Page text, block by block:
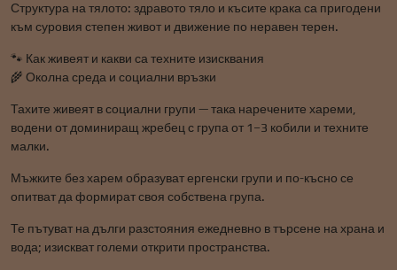
Структура на тялото: здравото тяло и късите крака са пригодени
към суровия степен живот и движение по неравен терен.
🐾 Как живеят и какви са техните изисквания
🌾 Околна среда и социални връзки
Тахите живеят в социални групи — така наречените хареми,
водени от доминиращ жребец с група от 1–3 кобили и техните
малки.
Мъжките без харем образуват ергенски групи и по-късно се
опитват да формират своя собствена група.
Те пътуват на дълги разстояния ежедневно в търсене на храна и
вода; изискват големи открити пространства.